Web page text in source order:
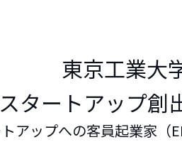
東京工業大
タートアップ創
アップへの客員起業家（